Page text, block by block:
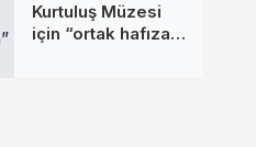
Kurtuluş Müzesi
için “ortak hafıza”